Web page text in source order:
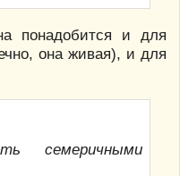
понадобится и для
она живая), и для
семеричными